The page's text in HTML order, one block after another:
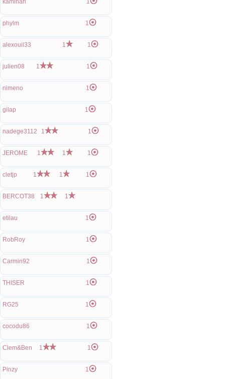
kaminari 1
phylm 1
alexouil33 1 1
julien08 1 1
nimeno 1
gilap 1
nadege3112 1 1
JEROME 1 1 1
cletjp 1 1 1
BERCOT38 1 1
etilau 1
RobRoy 1
Carmin92 1
THISER 1
RG25 1
cocodu86 1
Clem&Ben 1 1
Pinzy 1